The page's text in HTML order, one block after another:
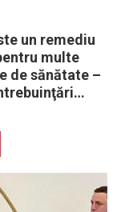
un remediu
multe
de sănătate –